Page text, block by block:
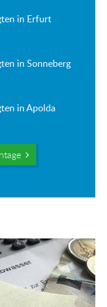
in Erfurt
in Sonneberg
in Apolda